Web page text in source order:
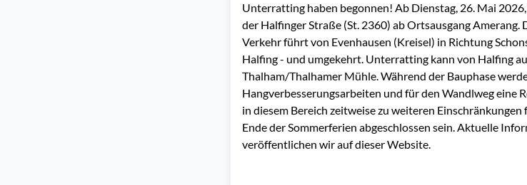
Unterratting haben begonnen! Ab Dienstag, 26. Mai
der Halfinger Straße (St. 2360) ab Ortsausgang
Verkehr führt von Evenhausen (Kreisel) in Richtung
Halfing - und umgekehrt. Unterratting kann von Halfing
Thalham/Thalhamer Mühle. Während der Bauphase
Hangverbesserungsarbeiten und für den Wandlweg eine
in diesem Bereich zeitweise zu weiteren
Ende der Sommerferien abgeschlossen sein. Aktuelle
veröffentlichen wir auf dieser Website.